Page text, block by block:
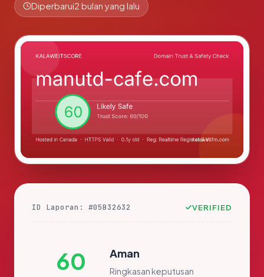
Diperbarui2 bulan yang lalu
ID Laporan: #05B32632 VERIFIED
60 Aman
Ringkasan keputusan